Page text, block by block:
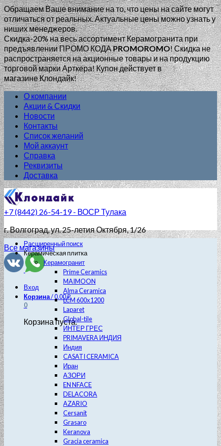
Обращаем Ваше внимание на то, что цены на сайте могут
отличаться от реальных. Актуальные цены можно узнать у
ниших менеджеров.
Скидка-20% на весь ассортимент Керамогранита при
предъявлении ПРОМО КОДАPROMOROMO!Скидка не
распространяется на акционные товары и на продукцию
торговой марки Арткера! Купон действует в
магазине Клондайк!
О компании
Акции & Скидки
Новости
Контакты
Список желаний
Мой аккаунт
Справка
Реквизиты
Доставка
+7 (8442) 26-54-19 - ВОСР Тулака
г. Волгоград, ул. 25-летия Октября, 1/26
Все магазины
Вход
Корзина/0.00₽
0
Корзина пуста.
Расширенный поиск
Керамическая плитка
Керамогранит
Prime Ceramics
MAIMOON
Alma Ceramica
LCM 600х1200
Laparet
Global-tile
ИНТЕР ГРЕС
PRIMAVERA ИНДИЯ
Индия
CASATI CERAMICA
Иран
АЗОРИ
EN NFACE
DELACORA
AZARIO
Cersanit
Grasaro
Keranova
Gracia ceramica